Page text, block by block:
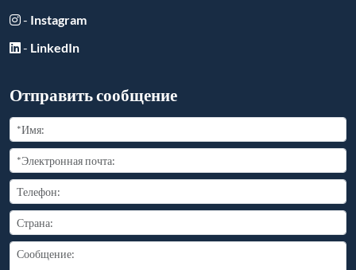
- Instagram
- LinkedIn
Отправить сообщение